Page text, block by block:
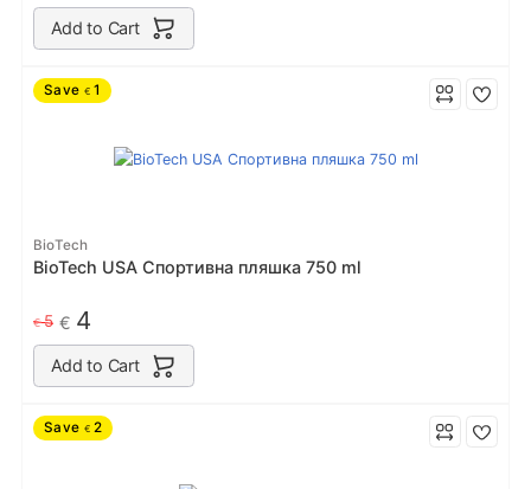
Add to Cart
Save € 1
BioTech
BioTech USA Спортивна пляшка 750 ml
€5 € 4
Add to Cart
Save € 2